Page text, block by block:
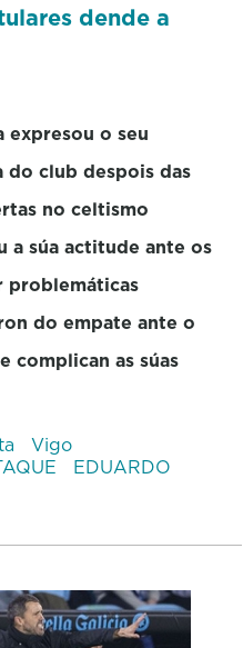
dende a
expresou o seu
do club despois das
no celtismo
a súa actitude ante os
problemáticas
do empate ante o
complican as súas
Vigo
EDUARDO